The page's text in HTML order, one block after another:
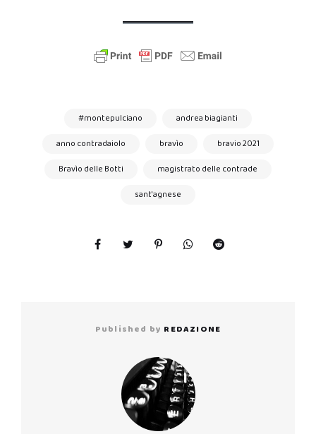
#montepulciano
andrea biagianti
anno contradaiolo
bravìo
bravio 2021
Bravìo delle Botti
magistrato delle contrade
sant'agnese
Published by REDAZIONE